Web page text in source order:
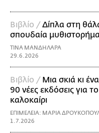
Βιβλίο /Δίπλα στη
σπουδαία
ΤΙΝΑ ΜΑΝΔΗΛΑΡΑ
29.6.2026
Βιβλίο / Μια σκιά κι
90 νέες εκδόσεις για το
καλοκαίρι
ΕΠΙΜΕΛΕΙΑ: ΜΑΡΙΑ
1.7.2026